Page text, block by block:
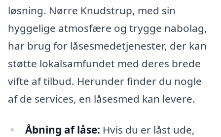
løsning. Nørre Knudstrup, med sin
hyggelige atmosfære og trygge nabolag,
har brug for låsesmedetjenester, der kan
støtte lokalsamfundet med deres brede
vifte af tilbud. Herunder finder du nogle
af de services, en låsesmed kan levere.
Åbning af låse: Hvis du er låst ude,